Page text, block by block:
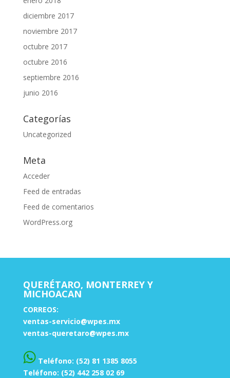
diciembre 2017
noviembre 2017
octubre 2017
octubre 2016
septiembre 2016
junio 2016
Categorías
Uncategorized
Meta
Acceder
Feed de entradas
Feed de comentarios
WordPress.org
QUERÉTARO, MONTERREY Y
MICHOACAN
CORREOS:
ventas-servicio@wpes.mx
ventas-queretaro@wpes.mx
Teléfono: (52) 81 1385 8055
Teléfono: (52) 442 258 02 69